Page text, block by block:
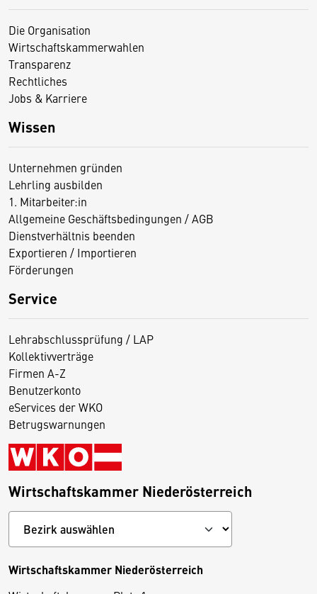
Die Organisation
Wirtschaftskammerwahlen
Transparenz
Rechtliches
Jobs & Karriere
Wissen
Unternehmen gründen
Lehrling ausbilden
1. Mitarbeiter:in
Allgemeine Geschäftsbedingungen / AGB
Dienstverhältnis beenden
Exportieren / Importieren
Förderungen
Service
Lehrabschlussprüfung / LAP
Kollektivverträge
Firmen A-Z
Benutzerkonto
eServices der WKO
Betrugswarnungen
Wirtschaftskammer Niederösterreich
Wirtschaftskammer Niederösterreich